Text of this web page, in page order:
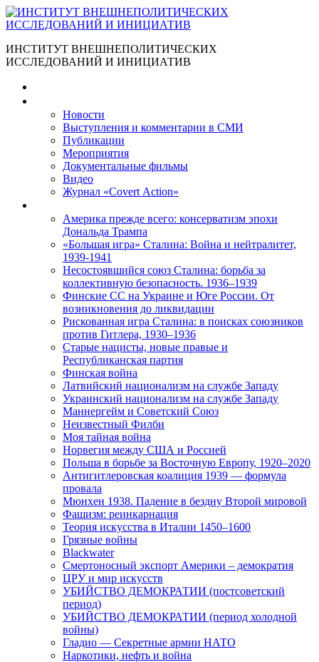
ИНСТИТУТ ВНЕШНЕПОЛИТИЧЕСКИХ
ИССЛЕДОВАНИЙ И ИНИЦИАТИВ
Новости
Выступления и коммента­рии в СМИ
Публикации
Мероприятия
Документальные фильмы
Видео
Журнал «Covert Action»
Америка прежде всего: консерватизм эпохи
Дональда Трампа
«Большая игра» Сталина: Война и нейтралитет,
1939-1941
Несостоявшийся союз Сталина: борьба за
коллективную безопасность. 1936–1939
Финские СС на Украине и Юге России. От
возникновения до ликвидации
Рискованная игра Сталина: в поисках союзников
против Гитлера, 1930–1936
Старые нацисты, новые правые и
Республиканская партия
Финская война
Латвийский национализм на службе Западу
Украинский национализм на службе Западу
Маннергейм и Советский Союз
Неизвестный Филби
Моя тайная война
Норвегия между США и Россией
Польша в борьбе за Восточную Европу, 1920–2020
Антигитлеровская коалиция 1939 — формула
провала
Мюнхен 1938. Падение в бездну Второй мировой
Фашизм: реинкарнация
Теория искусства в Италии 1450–1600
Грязные войны
Blackwater
Смертоносный экспорт Америки – демократия
ЦРУ и мир искусств
УБИЙСТВО ДЕМОКРАТИИ (постсоветский
период)
УБИЙСТВО ДЕМОКРАТИИ (период холодной
войны)
Гладио — Секретные армии НАТО
Наркотики, нефть и война